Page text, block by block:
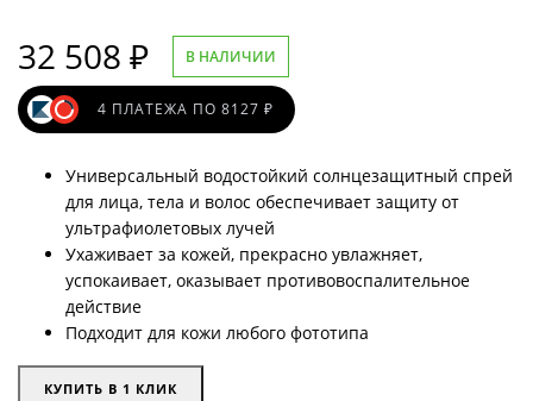
32 508 ₽ В НАЛИЧИИ
4 ПЛАТЕЖА ПО 8127 ₽
Универсальный водостойкий солнцезащитный спрей
для лица, тела и волос обеспечивает защиту от
ультрафиолетовых лучей
Ухаживает за кожей, прекрасно увлажняет,
успокаивает, оказывает противовоспалительное
действие
Подходит для кожи любого фототипа
КУПИТЬ В 1 КЛИК